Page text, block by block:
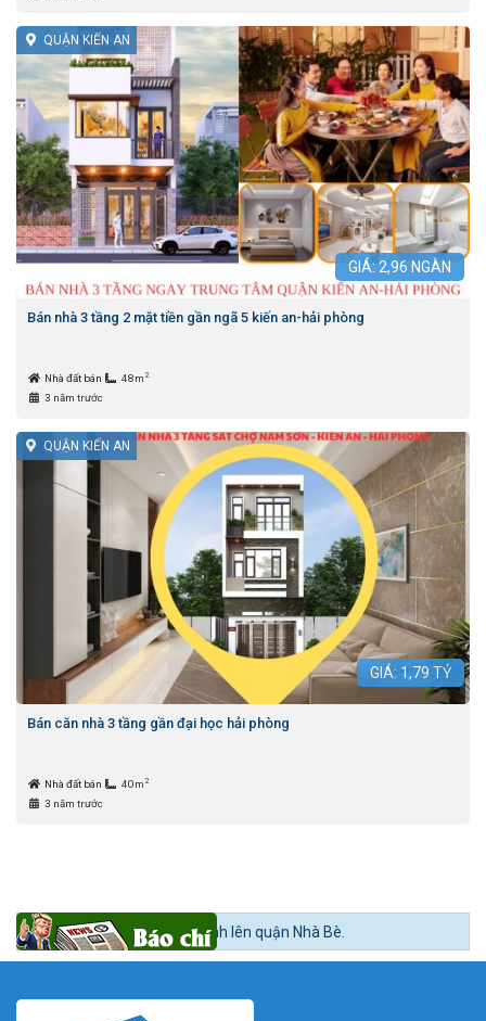
QUẬN KIẾN AN
GIÁ:2,96 NGÀN
Bán nhà 3 tầng 2 mặt tiền gần ngã 5 kiến an-hải phòng
Nhà đất bán 48m 2
3 năm trước
QUẬN KIẾN AN
GIÁ: 1,79 TỶ
Bán căn nhà 3 tầng gần đại học hải phòng
Nhà đất bán 40m 2
3 năm trước
theo lộ trình lên quận Nhà Bè.